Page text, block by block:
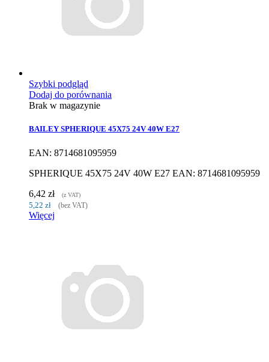
Szybki podgląd
Dodaj do porównania
Brak w magazynie
BAILEY SPHERIQUE 45X75 24V 40W E27
EAN: 8714681095959
SPHERIQUE 45X75 24V 40W E27 EAN: 8714681095959
6,42 zł
(z VAT)
5,22 zł (bez VAT)
Więcej